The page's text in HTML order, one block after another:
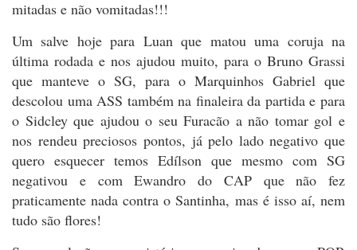
mitadas e não vomitadas!!!
Um salve hoje para Luan que matou uma coruja na
última rodada e nos ajudou muito, para o Bruno Grassi
que manteve o SG, para o Marquinhos Gabriel que
descolou uma ASS também na finaleira da partida e para
o Sidcley que ajudou o seu Furacão a não tomar gol e
nos rendeu preciosos pontos, já pelo lado negativo que
quero esquecer temos Edílson que mesmo com SG
negativou e com Ewandro do CAP que não fez
praticamente nada contra o Santinha, mas é isso aí, nem
tudo são flores!